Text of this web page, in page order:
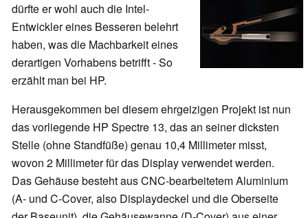
dürfte er wohl auch die Intel-
Entwickler eines Besseren belehrt
haben, was die Machbarkeit eines
derartigen Vorhabens betrifft - So
erzählt man bei HP.
Herausgekommen bei diesem ehrgeizigen Projekt ist nun
das vorliegende HP Spectre 13, das an seiner dicksten
Stelle (ohne Standfüße) genau 10,4 Millimeter misst,
wovon 2 Millimeter für das Display verwendet werden.
Das Gehäuse besteht aus CNC-bearbeitetem Aluminium
(A- und C-Cover, also Displaydeckel und die Oberseite